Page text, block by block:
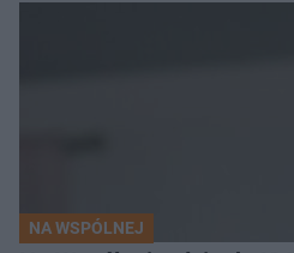
NA WSPÓLNEJ